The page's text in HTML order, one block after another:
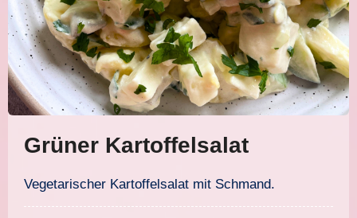
Grüner Kartoffelsalat
Vegetarischer Kartoffelsalat mit Schmand.